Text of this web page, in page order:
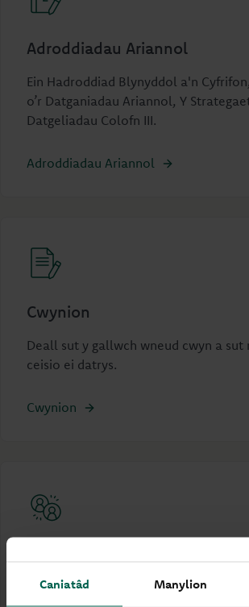
Caniatâd Manylion
Adroddiadau Ariannol
Ein Hadroddiad Blynyddol a'n
o’r Datganiadau Ariannol, Y
Datgeliadau Colofn III.
Adroddiadau Ariannol
Cwynion
Deall sut y gallwch wneud cwyn a sut
ceisio ei datrys.
Cwynion
Cwrdd â'n Bwrdd Cyfarwyddwyr, deall